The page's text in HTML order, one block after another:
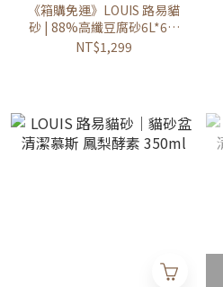
《箱購免運》LOUIS 路易貓
砂 | 88%高纖豆腐砂6L*6包
(天然綠茶/清新原味/茉莉真
NT$1,299